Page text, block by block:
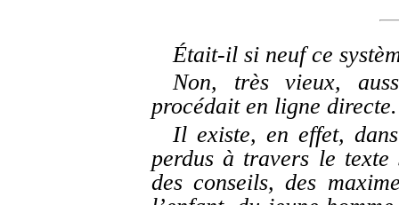
Était-il si neuf ce
Non, très vieux,
procédait en ligne directe.
Il existe, en effet,
perdus à travers le texte
des conseils, des